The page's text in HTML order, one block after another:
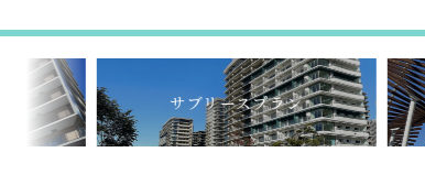
サブリースプラン